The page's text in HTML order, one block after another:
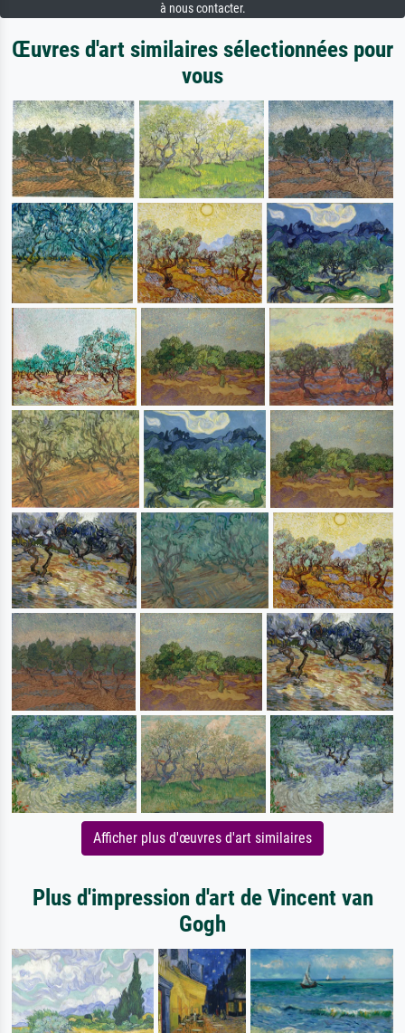
à nous contacter.
Œuvres d'art similaires sélectionnées pour
vous
Afficher plus d'œuvres d'art similaires
Plus d'impression d'art de Vincent van
Gogh